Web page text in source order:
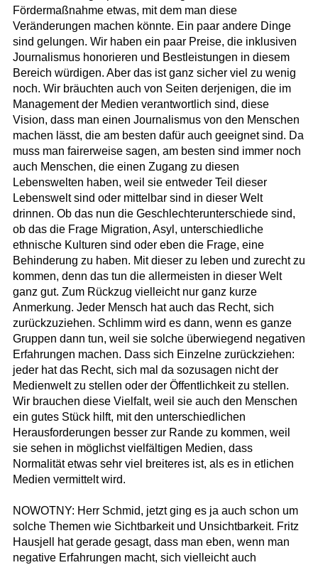
Fördermaßnahme etwas, mit dem man diese
Veränderungen machen könnte. Ein paar andere Dinge
sind gelungen. Wir haben ein paar Preise, die inklusiven
Journalismus honorieren und Bestleistungen in diesem
Bereich würdigen. Aber das ist ganz sicher viel zu wenig
noch. Wir bräuchten auch von Seiten derjenigen, die im
Management der Medien verantwortlich sind, diese
Vision, dass man einen Journalismus von den Menschen
machen lässt, die am besten dafür auch geeignet sind. Da
muss man fairerweise sagen, am besten sind immer noch
auch Menschen, die einen Zugang zu diesen
Lebenswelten haben, weil sie entweder Teil dieser
Lebenswelt sind oder mittelbar sind in dieser Welt
drinnen. Ob das nun die Geschlechterunterschiede sind,
ob das die Frage Migration, Asyl, unterschiedliche
ethnische Kulturen sind oder eben die Frage, eine
Behinderung zu haben. Mit dieser zu leben und zurecht zu
kommen, denn das tun die allermeisten in dieser Welt
ganz gut. Zum Rückzug vielleicht nur ganz kurze
Anmerkung. Jeder Mensch hat auch das Recht, sich
zurückzuziehen. Schlimm wird es dann, wenn es ganze
Gruppen dann tun, weil sie solche überwiegend negativen
Erfahrungen machen. Dass sich Einzelne zurückziehen:
jeder hat das Recht, sich mal da sozusagen nicht der
Medienwelt zu stellen oder der Öffentlichkeit zu stellen.
Wir brauchen diese Vielfalt, weil sie auch den Menschen
ein gutes Stück hilft, mit den unterschiedlichen
Herausforderungen besser zur Rande zu kommen, weil
sie sehen in möglichst vielfältigen Medien, dass
Normalität etwas sehr viel breiteres ist, als es in etlichen
Medien vermittelt wird.
NOWOTNY: Herr Schmid, jetzt ging es ja auch schon um
solche Themen wie Sichtbarkeit und Unsichtbarkeit. Fritz
Hausjell hat gerade gesagt, dass man eben, wenn man
negative Erfahrungen macht, sich vielleicht auch